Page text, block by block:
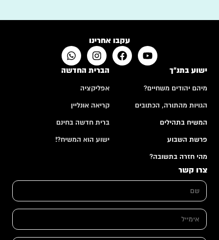
עקבו אחרינו
ישוע בתנ"ך
מיהם יהודים משחיים?
הגויות מהתורה, הכתובים
המשיח בתהילים
פרשת השבוע
מהי חזרה בתשובה?
הברית החדשה
אפליקציה
קריאה אונליין
ברית חדשה בחינם
ישוע הוא המשיח?!
צרו קשר
ש
*
א
מ